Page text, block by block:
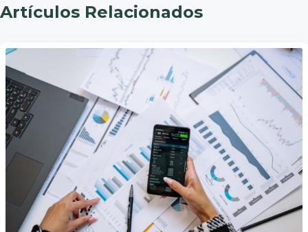
Artículos Relacionados